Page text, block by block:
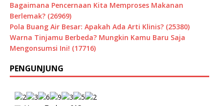
Bagaimana Pencernaan Kita Memproses Makanan
Berlemak? (26969)
Pola Buang Air Besar: Apakah Ada Arti Klinis? (25380)
Warna Tinjamu Berbeda? Mungkin Kamu Baru Saja
Mengonsumsi Ini! (17716)
PENGUNJUNG